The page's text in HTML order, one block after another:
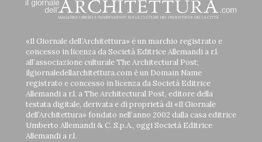
«Il Giornale dell’Architettura» è un marchio registrato e
concesso in licenza da Società Editrice Allemandi a r.l.
all’associazione culturale The Architectural Post;
ilgiornaledellarchitettura.com è un Domain Name
registrato e concesso in licenza da Società Editrice
Allemandi a r.l. a The Architectural Post, editore della
testata digitale, derivata e di proprietà di «Il Giornale
dell’Architettura» fondato nell’anno 2002 dalla casa editrice
Umberto Allemandi & C. S.p.A., oggi Società Editrice
Allemandi a r.l.